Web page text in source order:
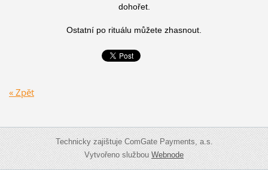
dohořet.
Ostatní po rituálu můžete zhasnout.
« Zpět
Technicky zajištuje ComGate Payments, a.s.
Vytvořeno službouWebnode